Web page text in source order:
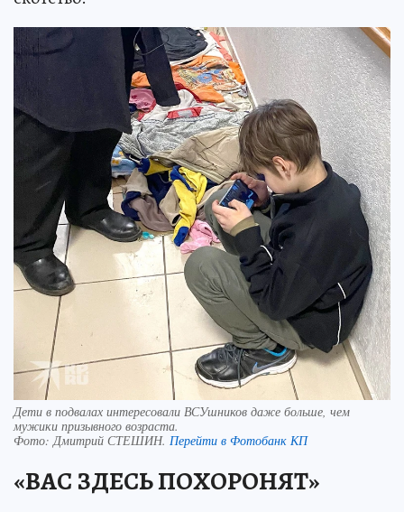
Дети в подвалах интересовали ВСУшников даже больше, чем
мужики призывного возраста.
Фото:Дмитрий СТЕШИН. Перейти в Фотобанк КП
«ВАС ЗДЕСЬ ПОХОРОНЯТ»